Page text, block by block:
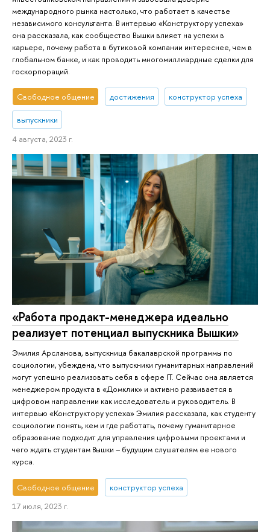
международного рынка настолько, что работает в качестве
независимого консультанта. В интервью «Конструктору успеха»
она рассказала, как сообщество Вышки влияет на успехи в
карьере, почему работа в бутиковой компании интереснее, чем в
глобальном банке, и как проводить многомиллиардные сделки для
госкорпораций.
Свободное общение достижения конструктор успеха
выпускники
4 августа, 2023 г.
«Работа продакт-менеджера идеально
реализует потенциал выпускника Вышки»
Эмилия Арсланова, выпускница бакалаврской программы по
социологии, убеждена, что выпускники гуманитарных направлений
могут успешно реализовать себя в сфере IT. Сейчас она является
менеджером продукта в «Домклик» и активно развивается в
цифровом направлении как исследователь и руководитель. В
интервью «Конструктору успеха» Эмилия рассказала, как студенту
социологии понять, кем и где работать, почему гуманитарное
образование подходит для управления цифровыми проектами и
чего ждать студентам Вышки – будущим слушателям ее нового
курса.
Свободное общение
конструктор успеха
17 июля, 2023 г.